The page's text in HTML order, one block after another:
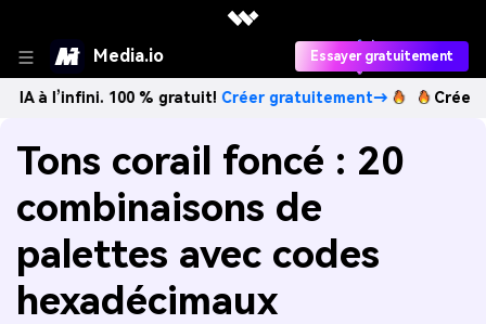
Media.io Essayer gratuitement
100 % gratuit!Créer gratuitement→ Créez des
Tons corail foncé : 20
combinaisons de
palettes avec codes
hexadécimaux